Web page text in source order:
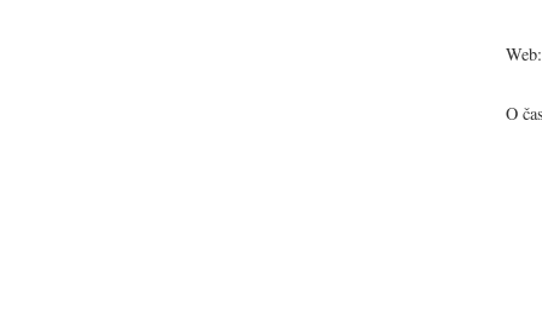
Web:
O